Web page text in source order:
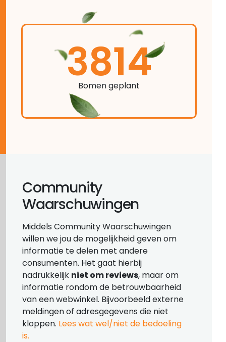
3814
Bomen geplant
Community
Waarschuwingen
Middels Community Waarschuwingen
willen we jou de mogelijkheid geven om
informatie te delen met andere
consumenten. Het gaat hierbij
nadrukkelijk niet om reviews, maar om
informatie rondom de betrouwbaarheid
van een webwinkel. Bijvoorbeeld externe
meldingen of adresgegevens die niet
kloppen. Lees wat wel/niet de bedoeling
is.